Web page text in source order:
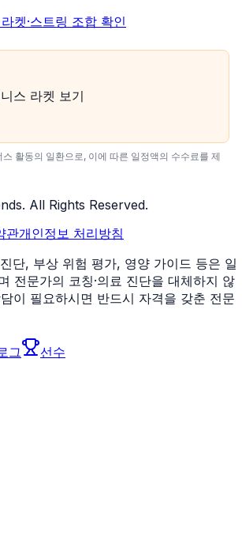
켓·스트링 조합 확인
활동의 일환으로, 이에 따른 일정액의 수수료를 제
All Rights Reserved.
관개인정보 처리방침
단, 부상 위험 평가, 영양 가이드 등은 일
전문가의 코칭·의료 진단을 대체하지 않
이 필요하시면 반드시 자격을 갖춘 전문
그 선수